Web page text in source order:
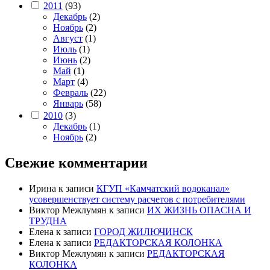
2011 (93)
Декабрь (2)
Ноябрь (2)
Август (1)
Июль (1)
Июнь (2)
Май (1)
Март (4)
Февраль (22)
Январь (58)
2010 (3)
Декабрь (1)
Ноябрь (2)
Свежие комментарии
Ирина к записи КГУП «Камчатский водоканал»
усовершенствует систему расчетов с потребителями
Виктор Межлумян к записи ИХ ЖИЗНЬ ОПАСНА И
ТРУДНА
Елена к записи ГОРОД ЖИЛЮЧИНСК
Елена к записи РЕДАКТОРСКАЯ КОЛОНКА
Виктор Межлумян к записи РЕДАКТОРСКАЯ
КОЛОНКА